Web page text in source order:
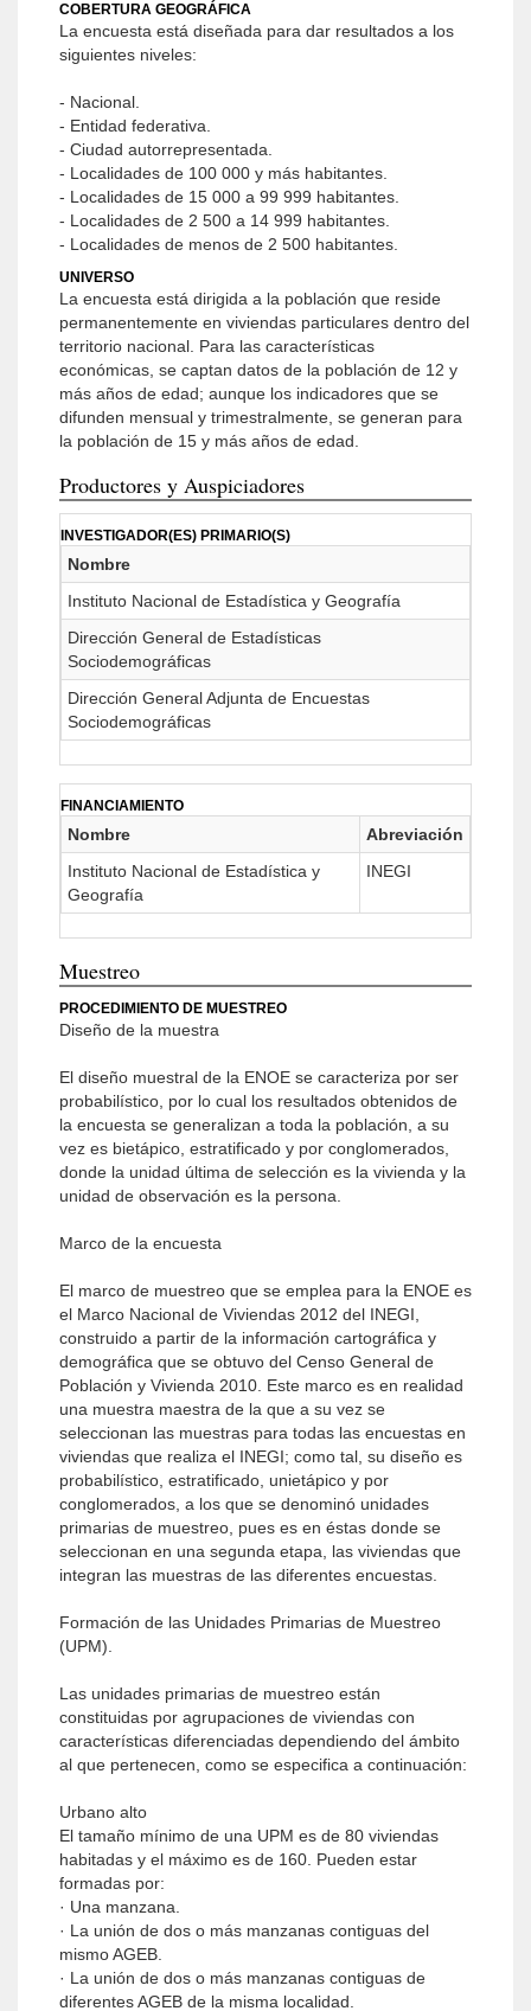
COBERTURA GEOGRÁFICA
La encuesta está diseñada para dar resultados a los
siguientes niveles:
- Nacional.
- Entidad federativa.
- Ciudad autorrepresentada.
- Localidades de 100 000 y más habitantes.
- Localidades de 15 000 a 99 999 habitantes.
- Localidades de 2 500 a 14 999 habitantes.
- Localidades de menos de 2 500 habitantes.
UNIVERSO
La encuesta está dirigida a la población que reside
permanentemente en viviendas particulares dentro del
territorio nacional. Para las características
económicas, se captan datos de la población de 12 y
más años de edad; aunque los indicadores que se
difunden mensual y trimestralmente, se generan para
la población de 15 y más años de edad.
Productores y Auspiciadores
INVESTIGADOR(ES) PRIMARIO(S)
Nombre
Instituto Nacional de Estadística y Geografía
Dirección General de Estadísticas
Sociodemográficas
Dirección General Adjunta de Encuestas
Sociodemográficas
FINANCIAMIENTO
Nombre
Abreviación
Instituto Nacional de Estadística y
Geografía
INEGI
Muestreo
PROCEDIMIENTO DE MUESTREO
Diseño de la muestra
El diseño muestral de la ENOE se caracteriza por ser
probabilístico, por lo cual los resultados obtenidos de
la encuesta se generalizan a toda la población, a su
vez es bietápico, estratificado y por conglomerados,
donde la unidad última de selección es la vivienda y la
unidad de observación es la persona.
Marco de la encuesta
El marco de muestreo que se emplea para la ENOE es
el Marco Nacional de Viviendas 2012 del INEGI,
construido a partir de la información cartográfica y
demográfica que se obtuvo del Censo General de
Población y Vivienda 2010. Este marco es en realidad
una muestra maestra de la que a su vez se
seleccionan las muestras para todas las encuestas en
viviendas que realiza el INEGI; como tal, su diseño es
probabilístico, estratificado, unietápico y por
conglomerados, a los que se denominó unidades
primarias de muestreo, pues es en éstas donde se
seleccionan en una segunda etapa, las viviendas que
integran las muestras de las diferentes encuestas.
Formación de las Unidades Primarias de Muestreo
(UPM).
Las unidades primarias de muestreo están
constituidas por agrupaciones de viviendas con
características diferenciadas dependiendo del ámbito
al que pertenecen, como se especifica a continuación:
Urbano alto
El tamaño mínimo de una UPM es de 80 viviendas
habitadas y el máximo es de 160. Pueden estar
formadas por:
· Una manzana.
· La unión de dos o más manzanas contiguas del
mismo AGEB.
· La unión de dos o más manzanas contiguas de
diferentes AGEB de la misma localidad.